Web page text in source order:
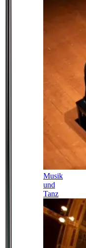
Musik
und
Tanz